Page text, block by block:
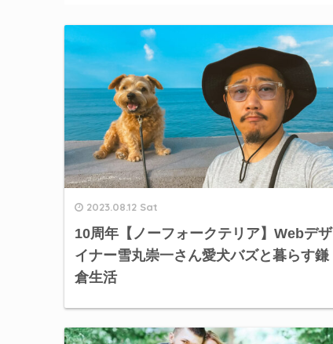
2023.08.12 Sat
10周年【ノーフォークテリア】Webデザ
イナー雪丸崇一さん愛犬バズと暮らす鎌
倉生活